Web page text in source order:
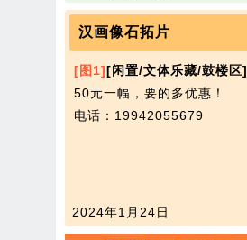
汉画像石拓片
[图1][闲置/文体乐藏/鼓楼区]
50元一幅，要的多优惠！​‌‌
电话：19942055679
2024年1月24日